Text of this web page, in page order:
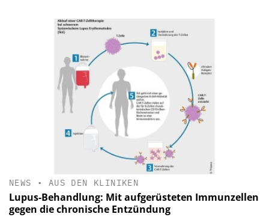
NEWS • AUS DEN KLINIKEN
Lupus-Behandlung: Mit aufgerüsteten Immunzellen
gegen die chronische Entzündung